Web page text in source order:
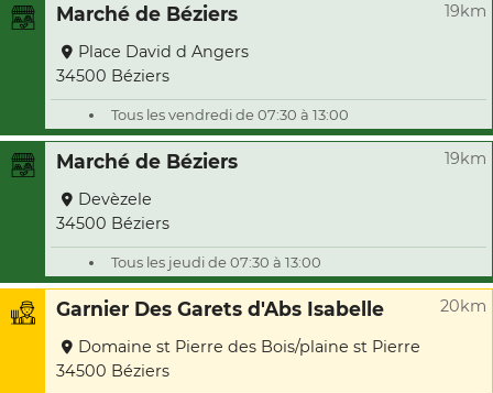
Marché de Béziers 19km
Place David d Angers
34500 Béziers
Tous les vendredi de 07:30 à 13:00
Marché de Béziers 19km
Devèzele
34500 Béziers
Tous les jeudi de 07:30 à 13:00
Garnier Des Garets d'Abs Isabelle 20km
Domaine st Pierre des Bois/plaine st Pierre
34500 Béziers